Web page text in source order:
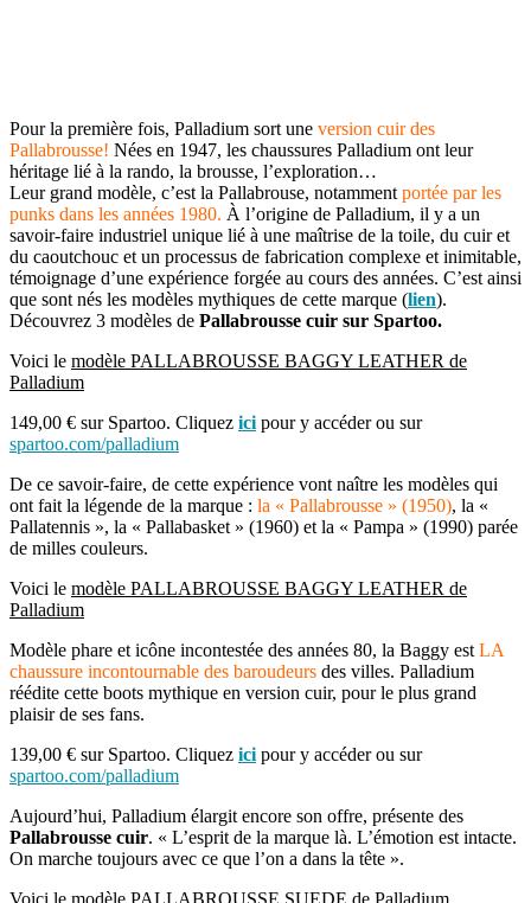
Pour la première fois, Palladium sort une version cuir des
Pallabrousse! Nées en 1947, les chaussures Palladium ont leur
héritage lié à la rando, la brousse, l’exploration…
Leur grand modèle, c’est la Pallabrouse, notamment portée par les
punks dans les années 1980. À l’origine de Palladium, il y a un
savoir-faire industriel unique lié à une maîtrise de la toile, du cuir et
du caoutchouc et un processus de fabrication complexe et inimitable,
témoignage d’une expérience forgée au cours des années. C’est ainsi
que sont nés les modèles mythiques de cette marque (lien).
Découvrez 3 modèles de Pallabrousse cuir sur Spartoo.
Voici le modèle PALLABROUSSE BAGGY LEATHER de
Palladium
149,00 € sur Spartoo. Cliquez ici pour y accéder ou sur
spartoo.com/palladium
De ce savoir-faire, de cette expérience vont naître les modèles qui
ont fait la légende de la marque : la « Pallabrousse » (1950), la «
Pallatennis », la « Pallabasket » (1960) et la « Pampa » (1990) parée
de milles couleurs.
Voici le modèle PALLABROUSSE BAGGY LEATHER de
Palladium
Modèle phare et icône incontestée des années 80, la Baggy est LA
chaussure incontournable des baroudeurs des villes. Palladium
réédite cette boots mythique en version cuir, pour le plus grand
plaisir de ses fans.
139,00 € sur Spartoo. Cliquez ici pour y accéder ou sur
spartoo.com/palladium
Aujourd’hui, Palladium élargit encore son offre, présente des
Pallabrousse cuir. « L’esprit de la marque là. L’émotion est intacte.
On marche toujours avec ce que l’on a dans la tête ».
Voici le modèle PALLABROUSSE SUEDE de Palladium